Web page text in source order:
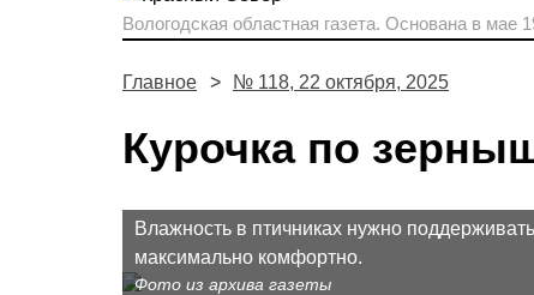
Вологодская областная газета. Основана в мае
Главное № 118, 22 октября, 2025
Курочка по
Влажность в птичниках нужно
максимально комфортно.
Фото из архива газеты